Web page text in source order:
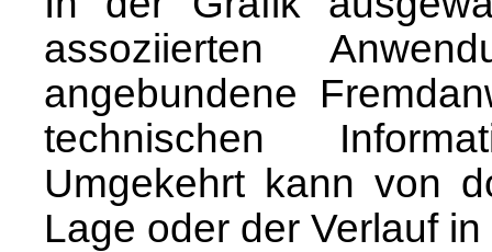
assoziierten
angebundene
technischen
Umgekehrt kann von
Lage oder der Verlauf